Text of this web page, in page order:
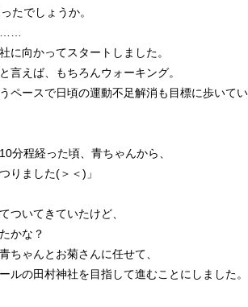
たでしょうか。
……
に向かってスタートしました。
言えば、もちろんウォーキング。
ペースで日頃の運動不足解消も目標に歩いてい
10分程経った頃、青ちゃんから、
りました(＞＜) 」
ついてきていたけど、
かな？
ちゃんとお菊さんに任せて、
ルの田村神社を目指して進むことにしました。